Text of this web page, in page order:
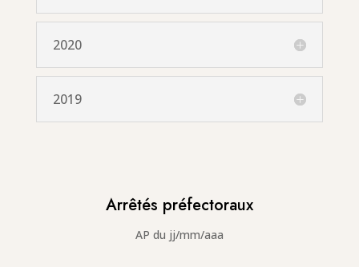
2020
2019
Arrêtés préfectoraux
AP du jj/mm/aaa